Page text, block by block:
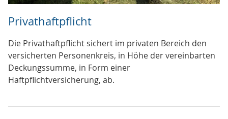
Privathaftpflicht
Die Privathaftpflicht sichert im privaten Bereich den
versicherten Personenkreis, in Höhe der vereinbarten
Deckungssumme, in Form einer
Haftpflichtversicherung, ab.